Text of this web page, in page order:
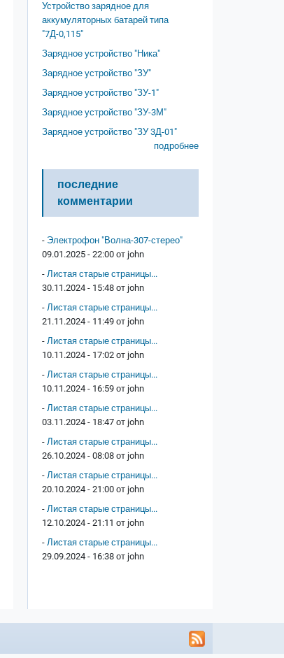
Устройство зарядное для
аккумуляторных батарей типа
"7Д-0,115"
Зарядное устройство "Ника"
Зарядное устройство "ЗУ"
Зарядное устройство "ЗУ-1"
Зарядное устройство "ЗУ-3М"
Зарядное устройство "ЗУ 3Д-01"
подробнее
последние
комментарии
- Электрофон "Волна-307-стерео"
09.01.2025 - 22:00 от john
- Листая старые страницы...
30.11.2024 - 15:48 от john
- Листая старые страницы...
21.11.2024 - 11:49 от john
- Листая старые страницы...
10.11.2024 - 17:02 от john
- Листая старые страницы...
10.11.2024 - 16:59 от john
- Листая старые страницы...
03.11.2024 - 18:47 от john
- Листая старые страницы...
26.10.2024 - 08:08 от john
- Листая старые страницы...
20.10.2024 - 21:00 от john
- Листая старые страницы...
12.10.2024 - 21:11 от john
- Листая старые страницы...
29.09.2024 - 16:38 от john